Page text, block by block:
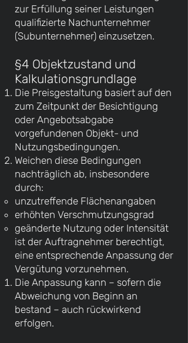
zur Erfüllung seiner Leistungen
qualifizierte Nachunternehmer
(Subunternehmer) einzusetzen.
§4 Objektzustand und
Kalkulationsgrundlage
Die Preisgestaltung basiert auf den
zum Zeitpunkt der Besichtigung
oder Angebotsabgabe
vorgefundenen Objekt- und
Nutzungsbedingungen.
Weichen diese Bedingungen
nachträglich ab, insbesondere
durch:
unzutreffende Flächenangaben
erhöhten Verschmutzungsgrad
geänderte Nutzung oder Intensität
ist der Auftragnehmer berechtigt,
eine entsprechende Anpassung der
Vergütung vorzunehmen.
Die Anpassung kann – sofern die
Abweichung von Beginn an
bestand – auch rückwirkend
erfolgen.